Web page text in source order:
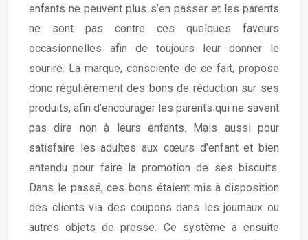
enfants ne peuvent plus s’en passer et les parents
ne sont pas contre ces quelques faveurs
occasionnelles afin de toujours leur donner le
sourire. La marque, consciente de ce fait, propose
donc régulièrement des bons de réduction sur ses
produits, afin d’encourager les parents qui ne savent
pas dire non à leurs enfants. Mais aussi pour
satisfaire les adultes aux cœurs d’enfant et bien
entendu pour faire la promotion de ses biscuits.
Dans le passé, ces bons étaient mis à disposition
des clients via des coupons dans les journaux ou
autres objets de presse. Ce système a ensuite